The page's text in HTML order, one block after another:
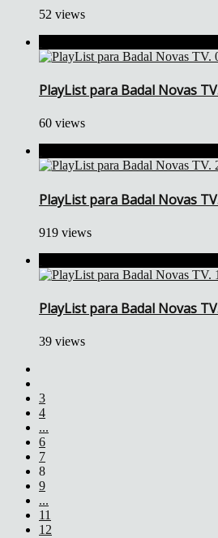
52 views
PlayList para Badal Novas
60 views
PlayList para Badal Novas
919 views
PlayList para Badal Novas
39 views
3
4
...
6
7
8
9
...
11
12